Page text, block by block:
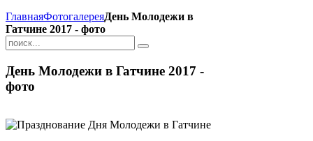
ГлавнаяФотогалереяДень Молодежи в
Гатчине 2017 - фото
День Молодежи в Гатчине 2017 -
фото